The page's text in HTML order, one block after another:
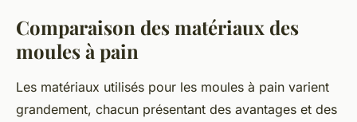
Comparaison des matériaux des
moules à pain
Les matériaux utilisés pour les moules à pain varient
grandement, chacun présentant des avantages et des